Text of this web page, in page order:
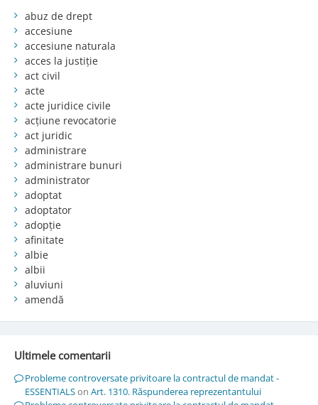
abuz de drept
accesiune
accesiune naturala
acces la justiție
act civil
acte
acte juridice civile
acțiune revocatorie
act juridic
administrare
administrare bunuri
administrator
adoptat
adoptator
adopție
afinitate
albie
albii
aluviuni
amendă
Ultimele comentarii
Probleme controversate privitoare la contractul de mandat -
ESSENTIALSon Art. 1310. Răspunderea reprezentantului